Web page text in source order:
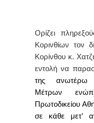
Ορίζει
Κορινθίων τον
Κορίνθου κ.
εντολή να
της ανωτέρω
Μέτρων
Πρωτοδικείου
σε κάθε μετ’